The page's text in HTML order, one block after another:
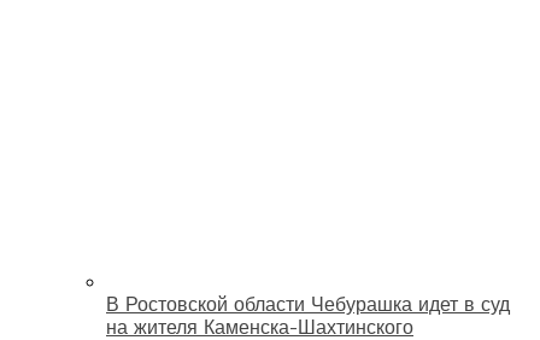
В Ростовской области Чебурашка идет в суд
на жителя Каменска-Шахтинского